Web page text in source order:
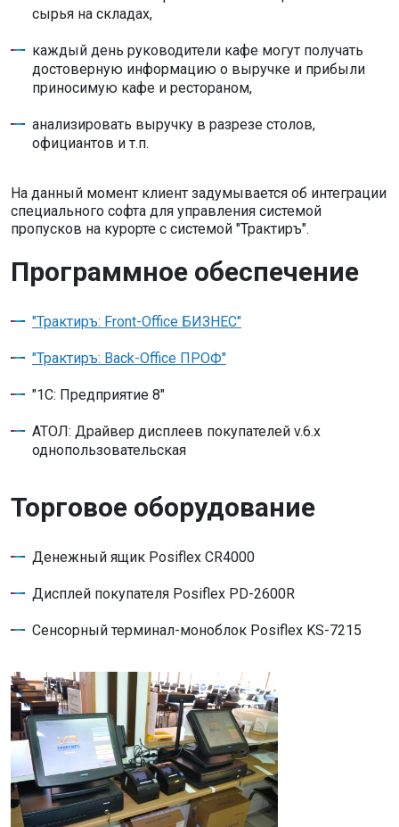
сырья на складах,
каждый день руководители кафе могут получать
достоверную информацию о выручке и прибыли
приносимую кафе и рестораном,
анализировать выручку в разрезе столов,
официантов и т.п.
На данный момент клиент задумывается об интеграции
специального софта для управления системой
пропусков на курорте с системой "Трактиръ".
Программное обеспечение
"Трактиръ: Front-Office БИЗНЕС"
"Трактиръ: Back-Office ПРОФ"
"1С: Предприятие 8"
АТОЛ: Драйвер дисплеев покупателей v.6.x
однопользовательская
Торговое оборудование
Денежный ящик Posiflex CR4000
Дисплей покупателя Posiflex PD-2600R
Сенсорный терминал-моноблок Posiflex KS-7215